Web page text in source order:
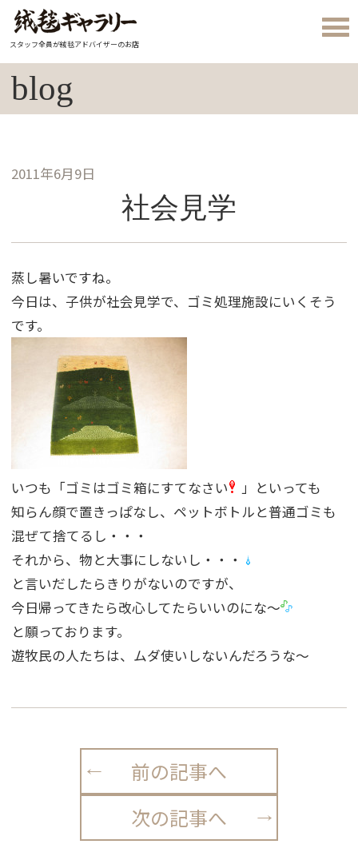
スタッフ全員が絨毯アドバイザーのお店
blog
2011年6月9日
社会見学
蒸し暑いですね。
今日は、子供が社会見学で、ゴミ処理施設にいくそう
です。
いつも「ゴミはゴミ箱にすてなさい
」といっても
知らん顔で置きっぱなし、ペットボトルと普通ゴミも
混ぜて捨てるし・・・
それから、物と大事にしないし・・・
と言いだしたらきりがないのですが、
今日帰ってきたら改心してたらいいのにな〜
と願っております。
遊牧民の人たちは、ムダ使いしないんだろうな〜
前の記事へ
次の記事へ